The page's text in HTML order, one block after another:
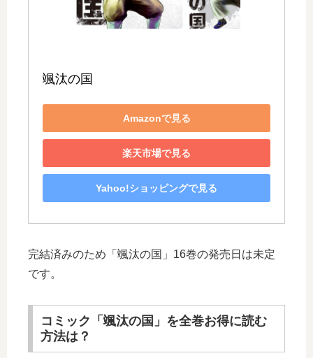
颯汰の国
Amazonで見る
楽天市場で見る
Yahoo!ショッピングで見る
完結済みのため「颯汰の国」16巻の発売日は未定
です。
コミック「颯汰の国」を全巻お得に読む
方法は？